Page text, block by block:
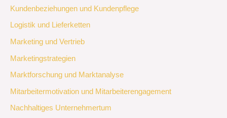
Kundenbeziehungen und Kundenpflege
Logistik und Lieferketten
Marketing und Vertrieb
Marketingstrategien
Marktforschung und Marktanalyse
Mitarbeitermotivation und Mitarbeiterengagement
Nachhaltiges Unternehmertum